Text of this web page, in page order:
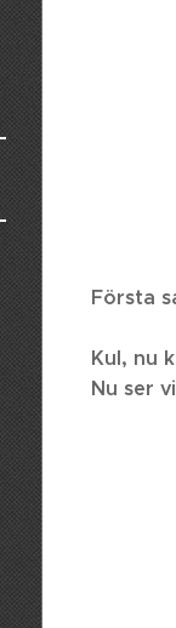
Första
Kul, nu
Nu ser